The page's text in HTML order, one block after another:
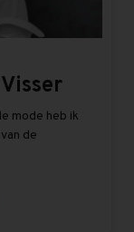
mode heb ik
de